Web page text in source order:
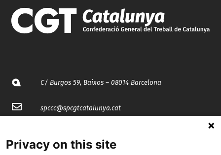
C/ Burgos 59, Baixos – 08014 Barcelona
spccc@spcgtcatalunya.cat
Privacy on this site